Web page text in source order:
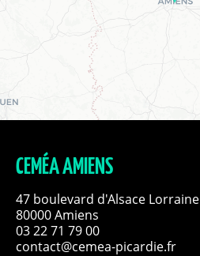
CEMÉA AMIENS
47 boulevard d'Alsace Lorraine
80000 Amiens
03 22 71 79 00
contact@cemea-picardie.fr